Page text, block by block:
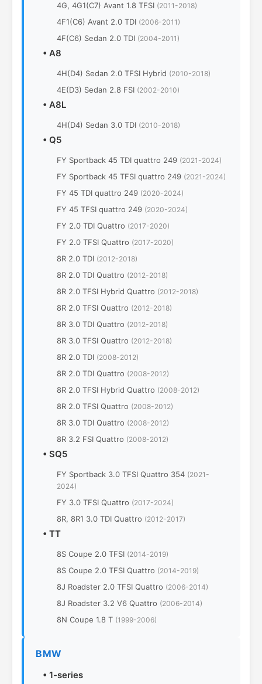
4G, 4G1(C7) Avant 1.8 TFSI (2011-2018)
4F1(C6) Avant 2.0 TDI (2006-2011)
4F(C6) Sedan 2.0 TDI (2004-2011)
• A8
4H(D4) Sedan 2.0 TFSI Hybrid (2010-2018)
4E(D3) Sedan 2.8 FSI (2002-2010)
• A8L
4H(D4) Sedan 3.0 TDI (2010-2018)
• Q5
FY Sportback 45 TDI quattro 249 (2021-2024)
FY Sportback 45 TFSI quattro 249 (2021-2024)
FY 45 TDI quattro 249 (2020-2024)
FY 45 TFSI quattro 249 (2020-2024)
FY 2.0 TDI Quattro (2017-2020)
FY 2.0 TFSI Quattro (2017-2020)
8R 2.0 TDI (2012-2018)
8R 2.0 TDI Quattro (2012-2018)
8R 2.0 TFSI Hybrid Quattro (2012-2018)
8R 2.0 TFSI Quattro (2012-2018)
8R 3.0 TDI Quattro (2012-2018)
8R 3.0 TFSI Quattro (2012-2018)
8R 2.0 TDI (2008-2012)
8R 2.0 TDI Quattro (2008-2012)
8R 2.0 TFSI Hybrid Quattro (2008-2012)
8R 2.0 TFSI Quattro (2008-2012)
8R 3.0 TDI Quattro (2008-2012)
8R 3.2 FSI Quattro (2008-2012)
• SQ5
FY Sportback 3.0 TFSI Quattro 354 (2021-
2024)
FY 3.0 TFSI Quattro (2017-2024)
8R, 8R1 3.0 TDI Quattro (2012-2017)
• TT
8S Coupe 2.0 TFSI (2014-2019)
8S Coupe 2.0 TFSI Quattro (2014-2019)
8J Roadster 2.0 TFSI Quattro (2006-2014)
8J Roadster 3.2 V6 Quattro (2006-2014)
8N Coupe 1.8 T (1999-2006)
BMW
• 1-series